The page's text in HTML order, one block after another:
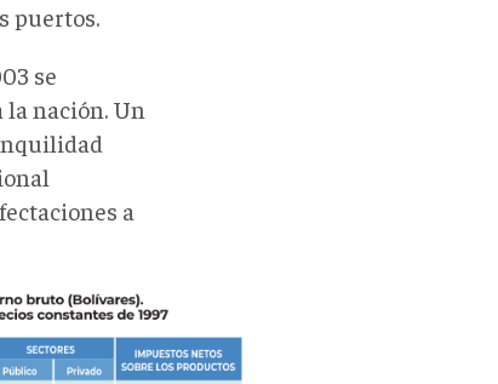
puertos.
se
la nación. Un
a